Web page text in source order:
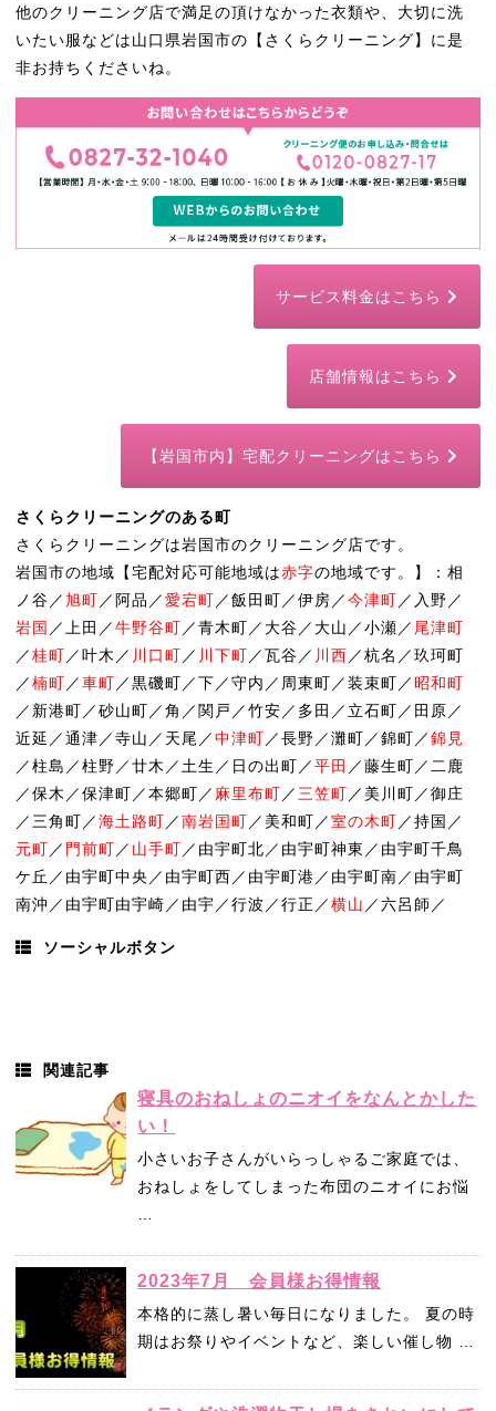
他のクリーニング店で満足の頂けなかった衣類や、大切に洗
いたい服などは山口県岩国市の【さくらクリーニング】に是
非お持ちくださいね。
サービス料金はこちら
店舗情報はこちら
【岩国市内】宅配クリーニングはこちら
さくらクリーニングのある町
さくらクリーニングは岩国市のクリーニング店です。
岩国市の地域【宅配対応可能地域は赤字の地域です。】：相
ノ谷／旭町／阿品／愛宕町／飯田町／伊房／今津町／入野／
岩国 ／上田／牛野谷町／青木町／大谷／大山／小瀬／ 尾津町
／桂町／叶木／ 川口町／ 川下町／瓦谷／ 川西／杭名／玖珂町
／楠町／車町／黒磯町／下／守内／周東町／装束町／ 昭和町
／新港町／砂山町／角／関戸／竹安／多田／立石町／田原／
近延／通津／寺山／天尾／中津町／長野／灘町／錦町／錦見
／柱島／柱野／廿木／土生／日の出町／平田 ／藤生町／二鹿
／保木／保津町／本郷町／ 麻里布町／三笠町／美川町／御庄
／三角町／海土路町／南岩国町／美和町／室の木町／持国／
元町／ 門前町／ 山手町／由宇町北／由宇町神東／由宇町千鳥
ケ丘／由宇町中央／由宇町西／由宇町港／由宇町南／由宇町
南沖／由宇町由宇崎／由宇／行波／行正／横山 ／六呂師／
ソーシャルボタン
関連記事
寝具のおねしょのニオイをなんとかした
い！
小さいお子さんがいらっしゃるご家庭では、
おねしょをしてしまった布団のニオイにお悩
…
2023年7月 会員様お得情報
本格的に蒸し暑い毎日になりました。 夏の時
期はお祭りやイベントなど、楽しい催し物 …